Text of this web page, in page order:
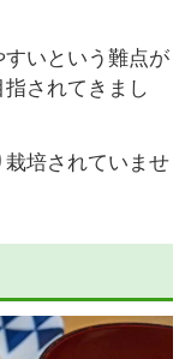
いという難点が
されてきまし
培されていませ